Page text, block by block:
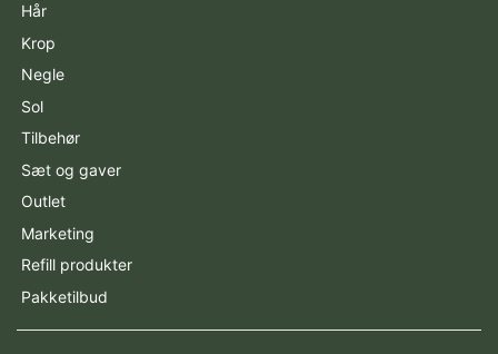
Hår
Krop
Negle
Sol
Tilbehør
Sæt og gaver
Outlet
Marketing
Refill produkter
Pakketilbud